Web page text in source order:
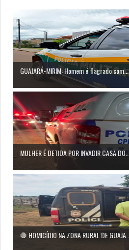
GUAJARÁ-MIRIM: Homem é flagrado com...
MULHER É DETIDA POR INVADIR CASA DO...
🛑 HOMICÍDIO NA ZONA RURAL DE GUAJA...